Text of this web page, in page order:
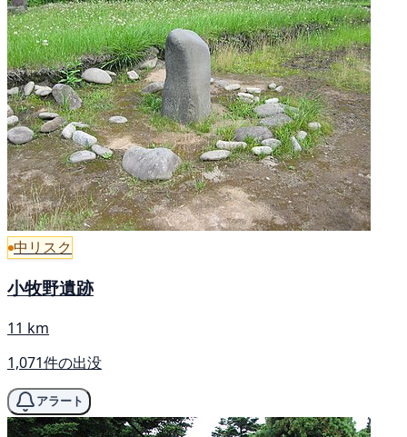
中リスク
小牧野遺跡
11 km
1,071件の出没
アラート